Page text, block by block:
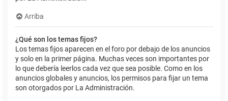
Arriba
¿Qué son los temas fijos?
Los temas fijos aparecen en el foro por debajo de los anuncios
y solo en la primer página. Muchas veces son importantes por
lo que debería leerlos cada vez que sea posible. Como en los
anuncios globales y anuncios, los permisos para fijar un tema
son otorgados por La Administración.